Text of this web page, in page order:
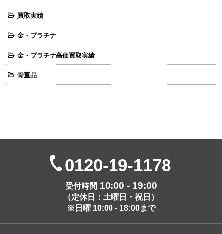
買取実績
金・プラチナ
金・プラチナ高価買取実績
骨董品
0120-19-1178
受付時間10:00 - 19:00
（定休日：土曜日・祝日）
※日曜 10:00 - 18:00まで